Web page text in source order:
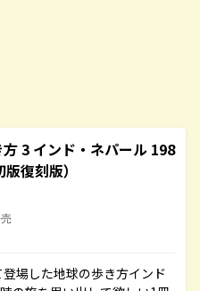
3 インド・ネパール 198
復刻版）
場した地球の歩き方インド